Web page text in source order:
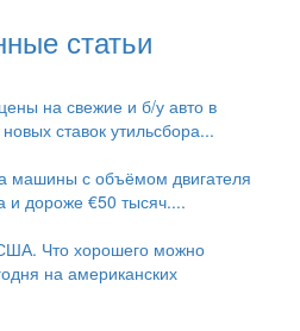
статьи
на свежие и б/у авто в
ставок утильсбора...
машины с объёмом двигателя
и дороже €50 тысяч....
Что хорошего можно
на американских